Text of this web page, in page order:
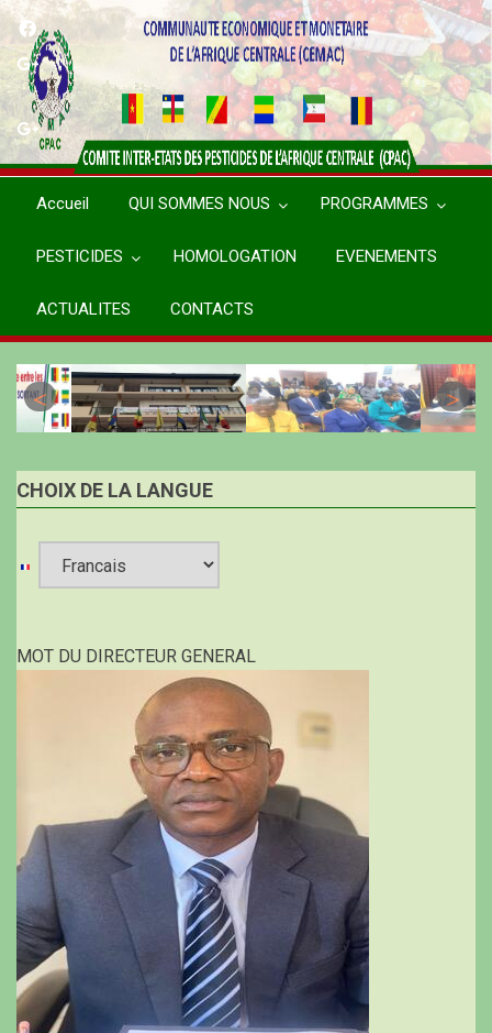
Aller
contenu
principal
Accueil QUI SOMMES NOUS PROGRAMMES
PESTICIDES HOMOLOGATION EVENEMENTS
ACTUALITES CONTACTS
CHOIX DE LA LANGUE
language
MOT DU DIRECTEUR GENERAL